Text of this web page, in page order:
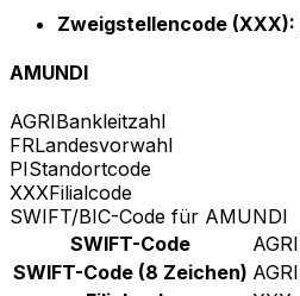
Zweigstellencode (XXX):
AMUNDI
AGRIBankleitzahl
FRLandesvorwahl
PIStandortcode
XXXFilialcode
SWIFT/BIC-Code für AMUNDI
SWIFT-Code
SWIFT-Code (8 Zeichen)